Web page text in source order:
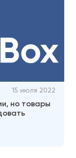
15 июля 2022
но товары